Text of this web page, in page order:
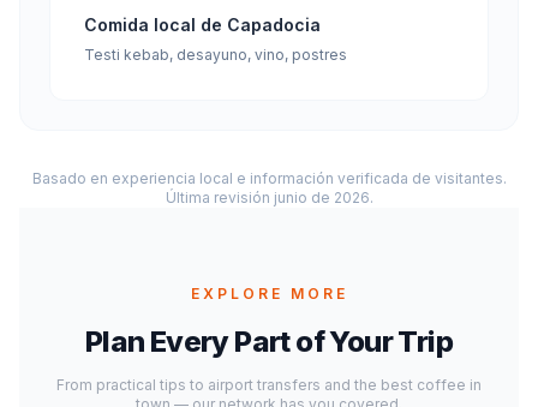
Comida local de Capadocia
Testi kebab, desayuno, vino, postres
Basado en experiencia local e información verificada de visitantes.
Última revisión junio de 2026.
EXPLORE MORE
Plan Every Part of Your Trip
From practical tips to airport transfers and the best coffee in